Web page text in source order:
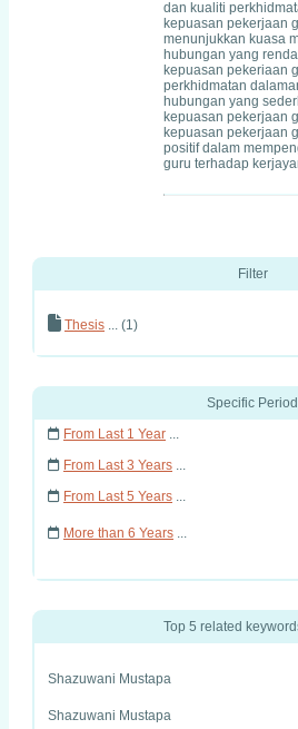
dan kualiti
kepuasan pekerjaan
menunjukkan kuasa
hubungan yang
kepuasan pekeriaan
perkhidmatan
hubungan yang
kepuasan pekerjaan
kepuasan pekerjaan
positif dalam
guru terhadap
Filter
Thesis ... (1)
Specific Period
From Last 1 Year ...
From Last 3 Years ...
From Last 5 Years ...
More than 6 Years ...
Top 5 related
Shazuwani Mustapa
Shazuwani Mustapa